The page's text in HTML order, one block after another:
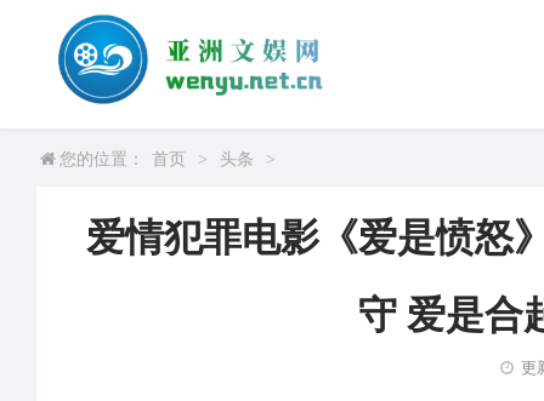
您的位置： 首页 > 头条 >
爱情犯罪电影《爱是愤怒
守 爱是合
更